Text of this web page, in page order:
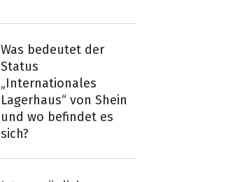
Was bedeutet der
Status
„Internationales
Lagerhaus“ von Shein
und wo befindet es
sich?